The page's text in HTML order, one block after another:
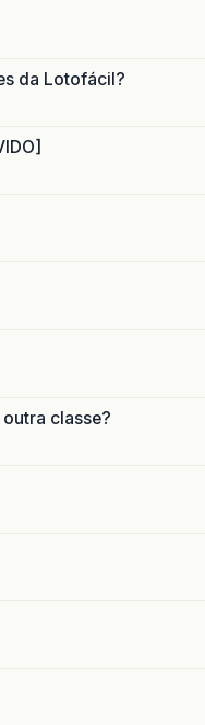
da Lotofácil?
classe?